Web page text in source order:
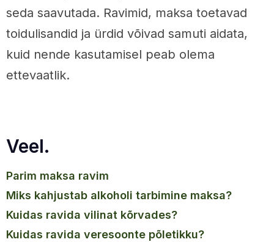
seda saavutada. Ravimid, maksa toetavad
toidulisandid ja ürdid võivad samuti aidata,
kuid nende kasutamisel peab olema
ettevaatlik.
Veel.
parim maksa ravim
miks kahjustab alkoholi tarbimine maksa?
kuidas ravida vilinat kõrvades?
kuidas ravida veresoonte põletikku?